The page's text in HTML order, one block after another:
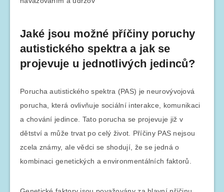
Jaké jsou možné příčiny poruchy
autistického spektra a jak se
projevuje u jednotlivých jedinců?
Porucha autistického spektra (PAS) je neurovývojová
porucha, která ovlivňuje sociální interakce, komunikaci
a chování jedince. Tato porucha se projevuje již v
dětství a může trvat po celý život. Příčiny PAS nejsou
zcela známy, ale vědci se shodují, že se jedná o
kombinaci genetických a environmentálních faktorů.